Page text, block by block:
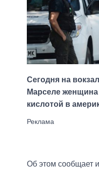
Сегодня на
Марселе
кислотой в
Об этом сообщает